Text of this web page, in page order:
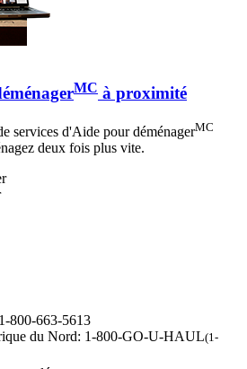
MC à proximité
services d'Aide pour déménagerMC
deux fois plus vite.
800-663-5613
du Nord: 1-800-GO-U-HAUL(1-